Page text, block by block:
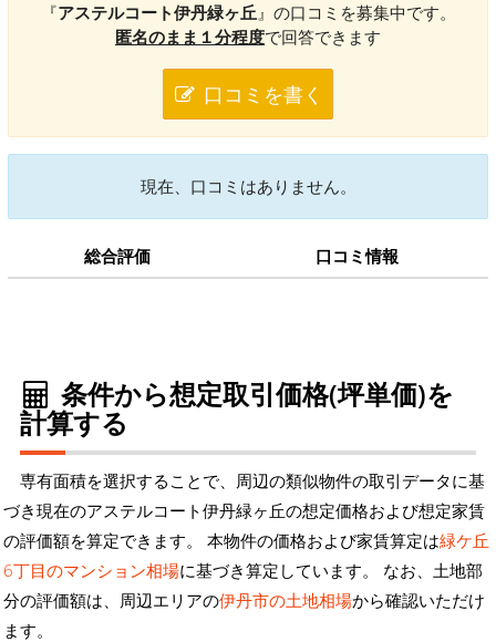
『アステルコート伊丹緑ヶ丘』の口コミを募集中です。
匿名のまま１分程度で回答できます
口コミを書く
現在、口コミはありません。
総合評価 口コミ情報
条件から想定取引価格(坪単価)を
計算する
専有面積を選択することで、周辺の類似物件の取引データに基
づき現在のアステルコート伊丹緑ヶ丘の想定価格および想定家賃
の評価額を算定できます。 本物件の価格および家賃算定は緑ケ丘
6丁目のマンション相場に基づき算定しています。 なお、土地部
分の評価額は、周辺エリアの伊丹市の土地相場から確認いただけ
ます。